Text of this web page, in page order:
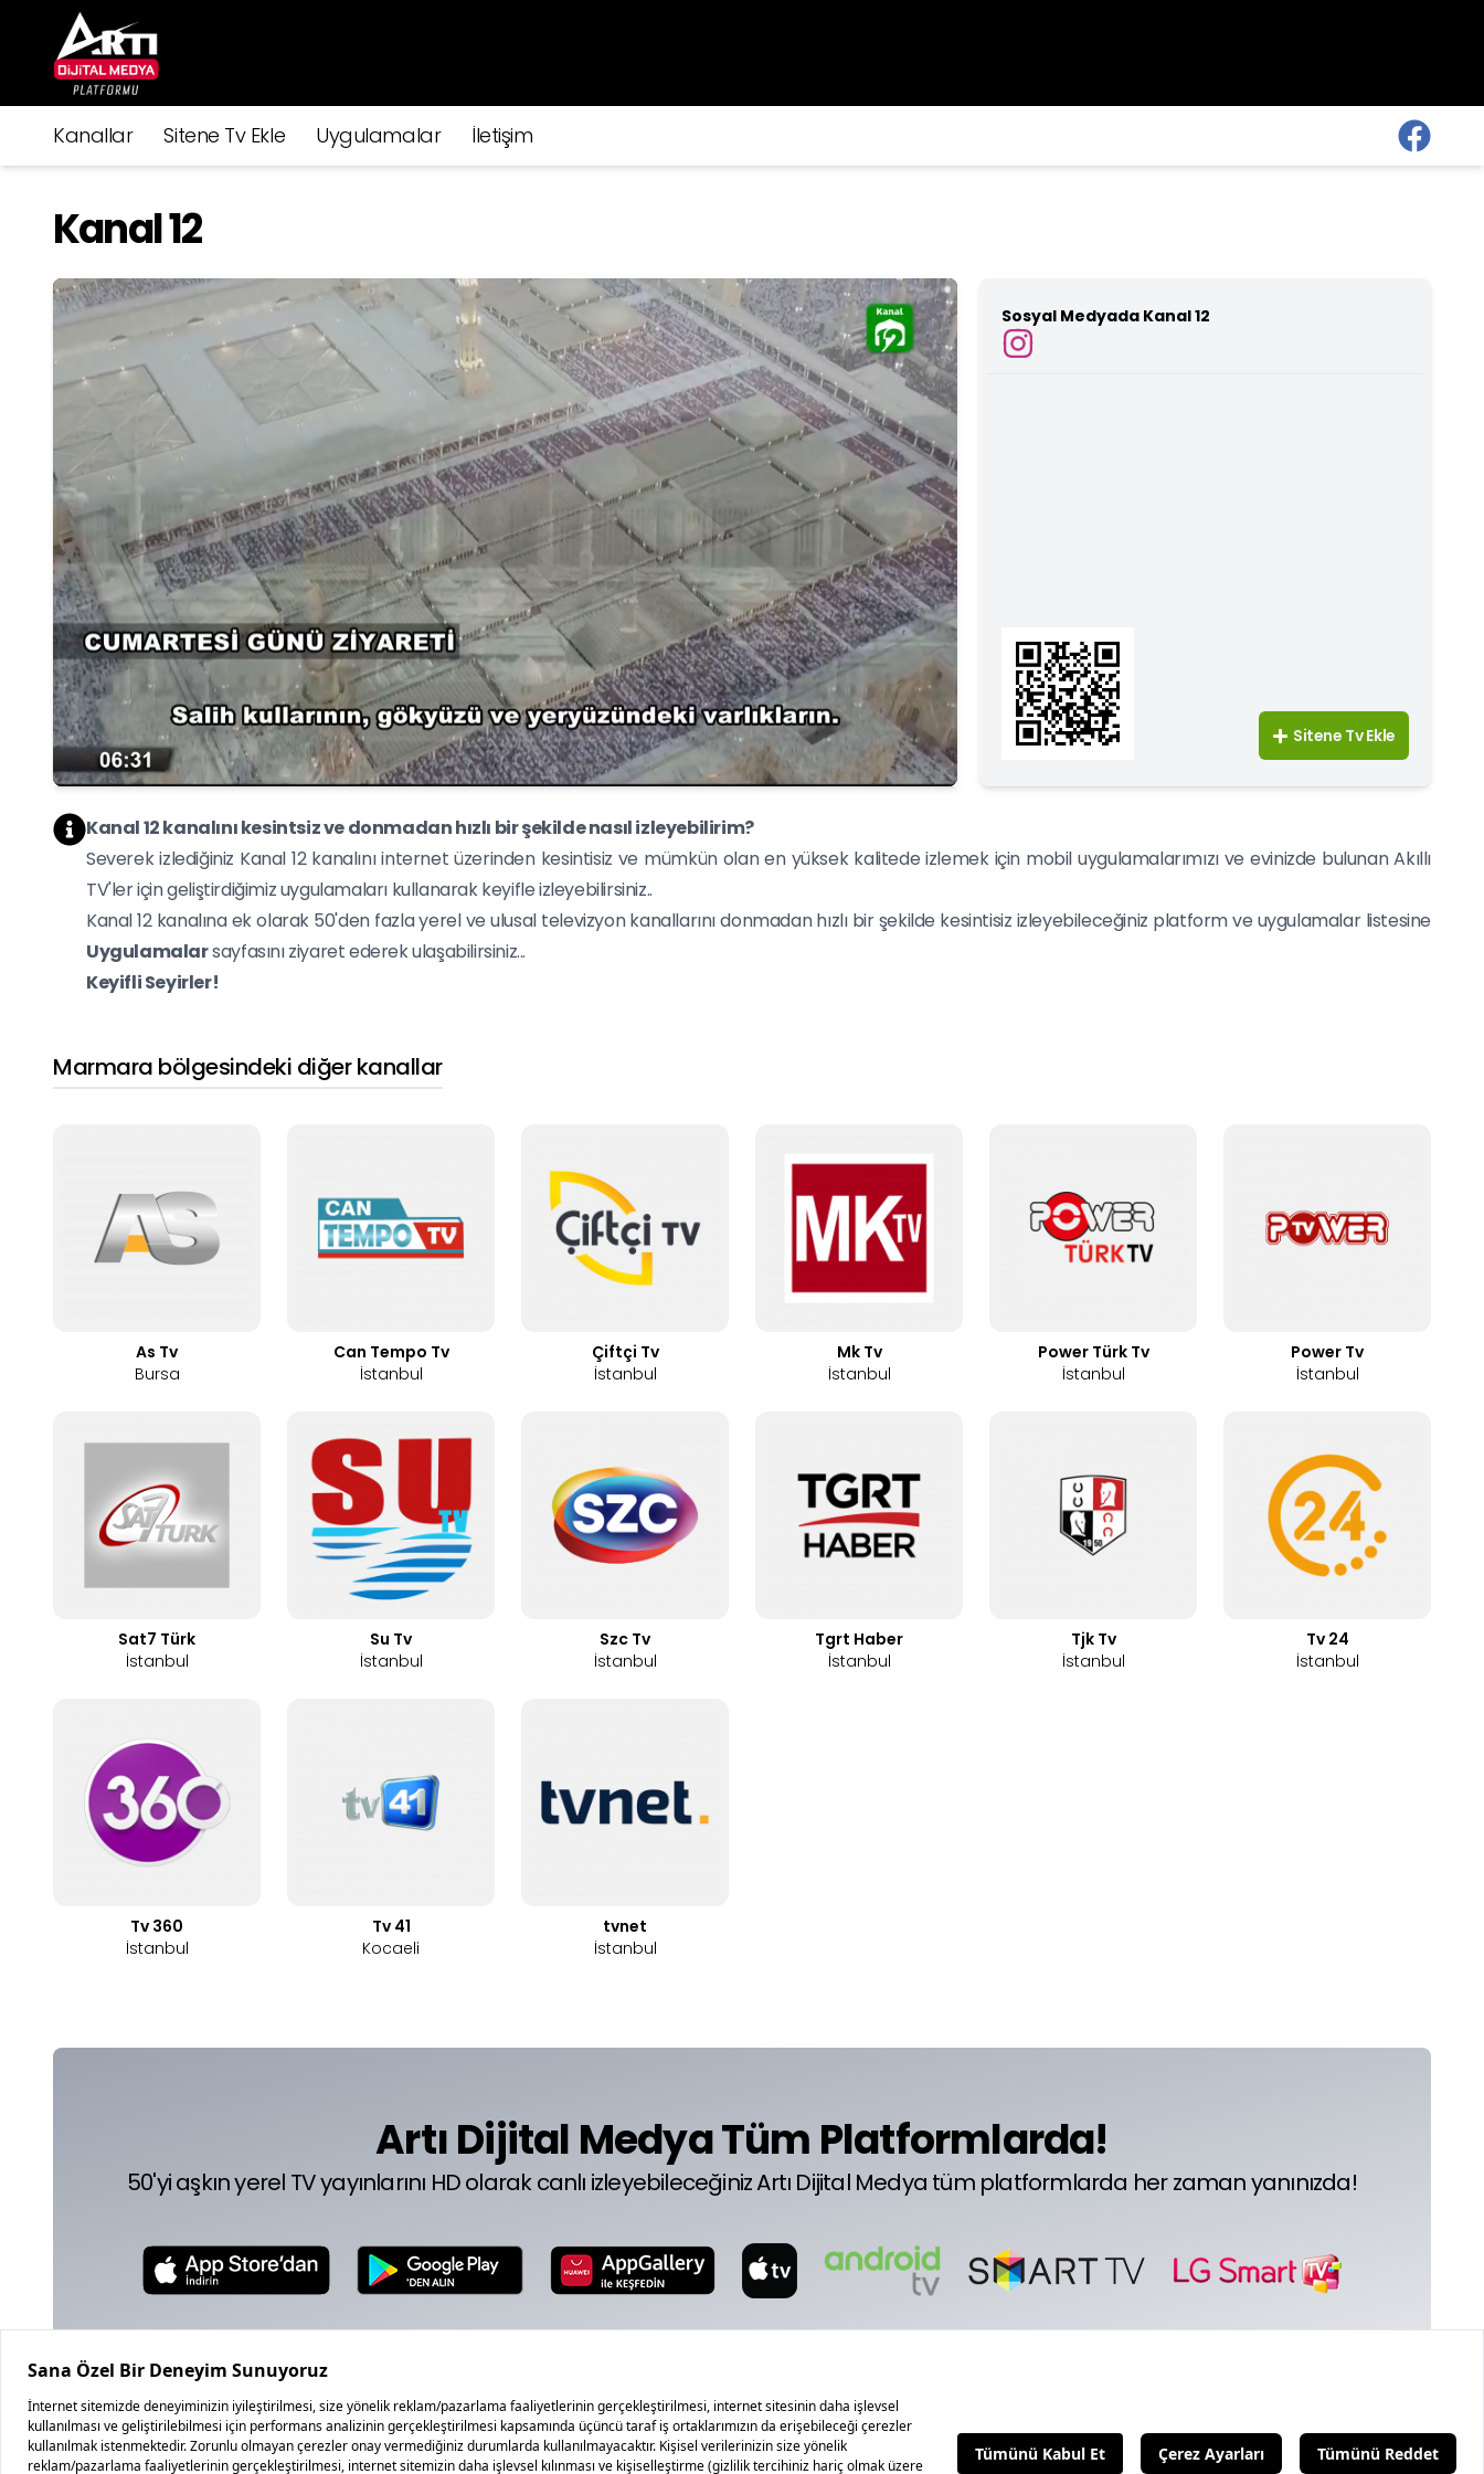
Kanallar Sitene Tv Ekle Uygulamalar İletişim
Kanal 12
Sosyal Medyada Kanal 12
Sitene Tv Ekle
Kanal 12 kanalını kesintsiz ve donmadan hızlı bir şekilde nasıl izleyebilirim?
Severek izlediğiniz Kanal 12 kanalını internet üzerinden kesintisiz ve mümkün olan en yüksek kalitede izlemek için mobil uygulamalarımızı ve evinizde bulunan Akıllı
TV'ler için geliştirdiğimiz uygulamaları kullanarak keyifle izleyebilirsiniz..
Kanal 12 kanalına ek olarak 50'den fazla yerel ve ulusal televizyon kanallarını donmadan hızlı bir şekilde kesintisiz izleyebileceğiniz platform ve uygulamalar listesine
Uygulamalarsayfasını ziyaret ederek ulaşabilirsiniz...
Keyifli Seyirler!
Marmara bölgesindeki diğer kanallar
As Tv
Bursa
Can Tempo Tv
İstanbul
Çiftçi Tv
İstanbul
Mk Tv
İstanbul
Power Türk Tv
İstanbul
Power Tv
İstanbul
Sat7 Türk
İstanbul
Su Tv
İstanbul
Szc Tv
İstanbul
Tgrt Haber
İstanbul
Tjk Tv
İstanbul
Tv 24
İstanbul
Tv 360
İstanbul
Tv 41
Kocaeli
tvnet
İstanbul
Artı Dijital Medya Tüm Platformlarda!
50'yi aşkın yerel TV yayınlarını HD olarak canlı izleyebileceğiniz Artı Dijital Medya tüm platformlarda her zaman yanınızda!